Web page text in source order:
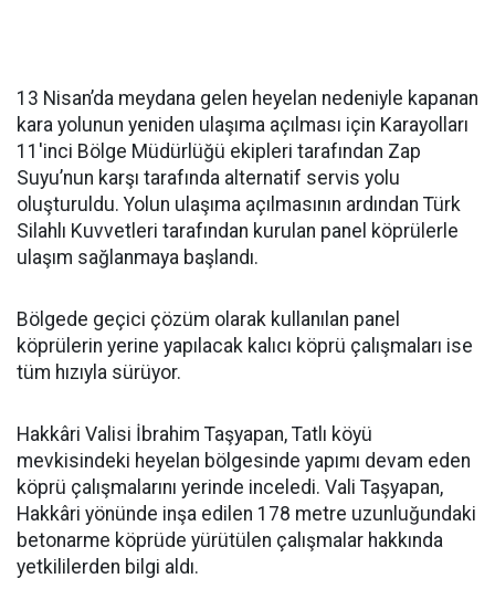
13 Nisan’da meydana gelen heyelan nedeniyle kapanan
kara yolunun yeniden ulaşıma açılması için Karayolları
11'inci Bölge Müdürlüğü ekipleri tarafından Zap
Suyu’nun karşı tarafında alternatif servis yolu
oluşturuldu. Yolun ulaşıma açılmasının ardından Türk
Silahlı Kuvvetleri tarafından kurulan panel köprülerle
ulaşım sağlanmaya başlandı.
Bölgede geçici çözüm olarak kullanılan panel
köprülerin yerine yapılacak kalıcı köprü çalışmaları ise
tüm hızıyla sürüyor.
Hakkâri Valisi İbrahim Taşyapan, Tatlı köyü
mevkisindeki heyelan bölgesinde yapımı devam eden
köprü çalışmalarını yerinde inceledi. Vali Taşyapan,
Hakkâri yönünde inşa edilen 178 metre uzunluğundaki
betonarme köprüde yürütülen çalışmalar hakkında
yetkililerden bilgi aldı.